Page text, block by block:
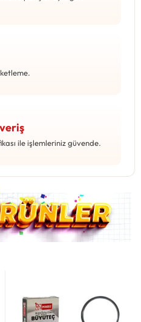
ile işlemleriniz güvende.